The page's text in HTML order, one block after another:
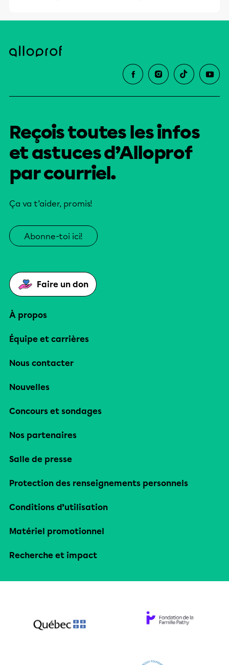
Reçois toutes les infos
et astuces d’Alloprof
par courriel.
Ça va t’aider, promis!
Abonne-toi ici!
Faire un don
À propos
Équipe et carrières
Nous contacter
Nouvelles
Concours et sondages
Nos partenaires
Salle de presse
Protection des renseignements personnels
Conditions d’utilisation
Matériel promotionnel
Recherche et impact